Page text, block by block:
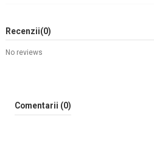
Recenzii(0)
No reviews
Comentarii (0)